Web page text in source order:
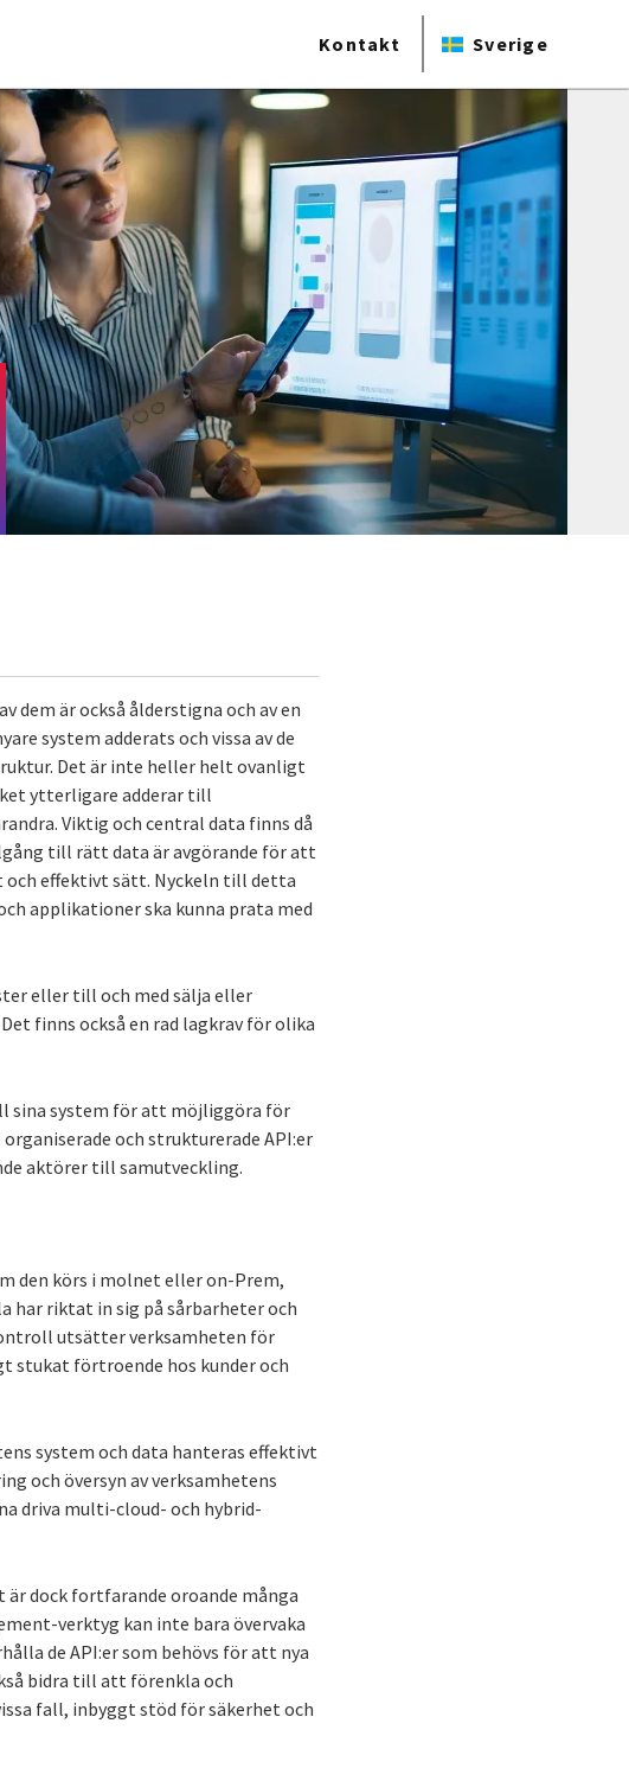
Kontakt Sverige
dem är också ålderstigna och av en
system adderats och vissa av de
Det är inte heller helt ovanligt
ytterligare adderar till
Viktig och central data finns då
till rätt data är avgörande för att
och effektivt sätt. Nyckeln till detta
applikationer ska kunna prata med
eller till och med sälja eller
finns också en rad lagkrav för olika
sina system för att möjliggöra för
och strukturerade API:er
aktörer till samutveckling.
den körs i molnet eller on-Prem,
har riktat in sig på sårbarheter och
utsätter verksamheten för
stukat förtroende hos kunder och
system och data hanteras effektivt
och översyn av verksamhetens
driva multi-cloud- och hybrid-
är dock fortfarande oroande många
verktyg kan inte bara övervaka
de API:er som behövs för att nya
bidra till att förenkla och
fall, inbyggt stöd för säkerhet och